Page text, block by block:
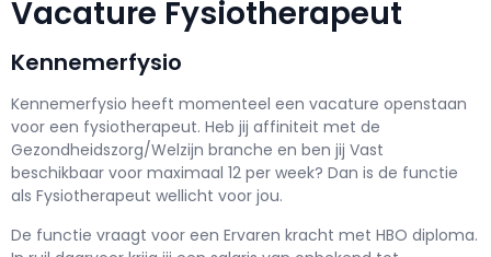
Vacature Fysiotherapeut
Kennemerfysio
Kennemerfysio heeft momenteel een vacature openstaan
voor een fysiotherapeut. Heb jij affiniteit met de
Gezondheidszorg/Welzijn branche en ben jij Vast
beschikbaar voor maximaal 12 per week? Dan is de functie
als Fysiotherapeut wellicht voor jou.
De functie vraagt voor een Ervaren kracht met HBO diploma.